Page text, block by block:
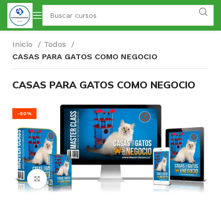
Inicio
Todos
CASAS PARA GATOS COMO NEGOCIO
CASAS PARA GATOS COMO NEGOCIO
-50%
Click para agrandar